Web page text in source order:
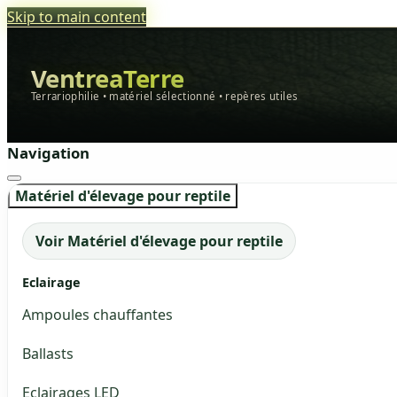
Skip to main content
VentreaTerre
Terrariophilie • matériel sélectionné • repères utiles
Navigation
Matériel d'élevage pour reptile
Voir Matériel d'élevage pour reptile
Eclairage
Ampoules chauffantes
Ballasts
Eclairages LED